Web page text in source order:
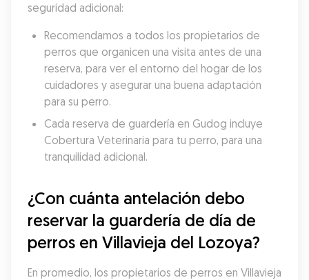
seguridad adicional:
Recomendamos a todos los propietarios de
perros que organicen una visita antes de una
reserva, para ver el entorno del hogar de los
cuidadores y asegurar una buena adaptación
para su perro.
Cada reserva de guardería en Gudog incluye
Cobertura Veterinaria para tu perro, para una
tranquilidad adicional.
¿Con cuánta antelación debo
reservar la guardería de día de
perros en Villavieja del Lozoya?
En promedio, los propietarios de perros en Villavieja